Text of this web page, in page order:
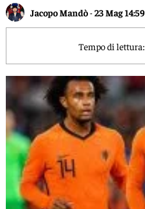
Jacopo Mandò-23 Mag 14:59
Tempo di lettura: